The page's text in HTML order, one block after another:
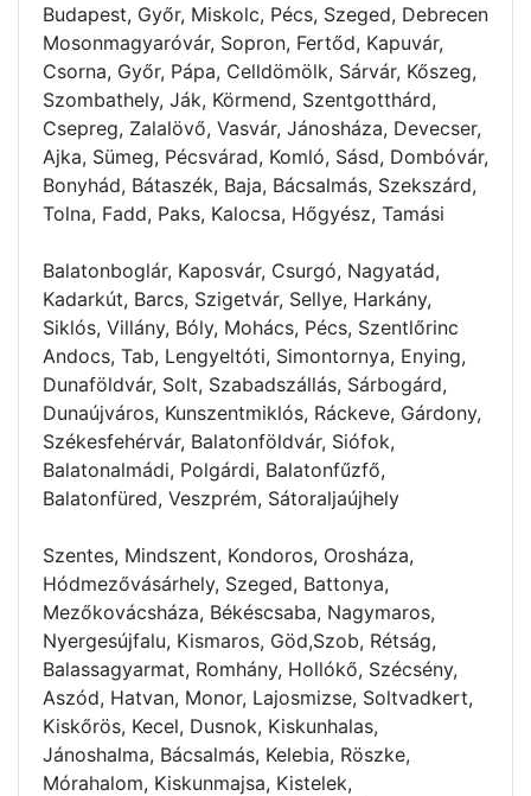
Budapest, Győr, Miskolc, Pécs, Szeged, Debrecen
Mosonmagyaróvár, Sopron, Fertőd, Kapuvár,
Csorna, Győr, Pápa, Celldömölk, Sárvár, Kőszeg,
Szombathely, Ják, Körmend, Szentgotthárd,
Csepreg, Zalalövő, Vasvár, Jánosháza, Devecser,
Ajka, Sümeg, Pécsvárad, Komló, Sásd, Dombóvár,
Bonyhád, Bátaszék, Baja, Bácsalmás, Szekszárd,
Tolna, Fadd, Paks, Kalocsa, Hőgyész, Tamási
Balatonboglár, Kaposvár, Csurgó, Nagyatád,
Kadarkút, Barcs, Szigetvár, Sellye, Harkány,
Siklós, Villány, Bóly, Mohács, Pécs, Szentlőrinc
Andocs, Tab, Lengyeltóti, Simontornya, Enying,
Dunaföldvár, Solt, Szabadszállás, Sárbogárd,
Dunaújváros, Kunszentmiklós, Ráckeve, Gárdony,
Székesfehérvár, Balatonföldvár, Siófok,
Balatonalmádi, Polgárdi, Balatonfűzfő,
Balatonfüred, Veszprém, Sátoraljaújhely
Szentes, Mindszent, Kondoros, Orosháza,
Hódmezővásárhely, Szeged, Battonya,
Mezőkovácsháza, Békéscsaba, Nagymaros,
Nyergesújfalu, Kismaros, Göd,Szob, Rétság,
Balassagyarmat, Romhány, Hollókő, Szécsény,
Aszód, Hatvan, Monor, Lajosmizse, Soltvadkert,
Kiskőrös, Kecel, Dusnok, Kiskunhalas,
Jánoshalma, Bácsalmás, Kelebia, Röszke,
Mórahalom, Kiskunmajsa, Kistelek,